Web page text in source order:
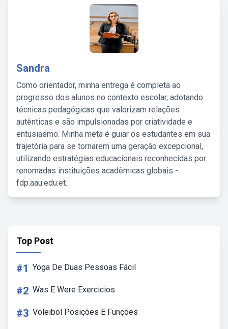
Sandra
Como orientador, minha entrega é completa ao
progresso dos alunos no contexto escolar, adotando
técnicas pedagógicas que valorizam relações
autênticas e são impulsionadas por criatividade e
entusiasmo. Minha meta é guiar os estudantes em sua
trajetória para se tornarem uma geração excepcional,
utilizando estratégias educacionais reconhecidas por
renomadas instituições acadêmicas globais -
fdp.aau.edu.et.
Top Post
#1 Yoga De Duas Pessoas Fácil
#2 Was E Were Exercicios
#3 Voleibol Posições E Funções